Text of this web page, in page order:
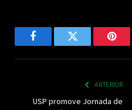
FacebookTwitter
ANTERIOR
USP promove Jornada de